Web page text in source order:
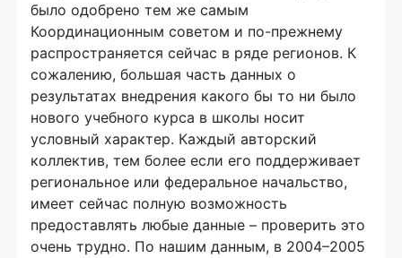
было одобрено тем же самым
Координационным советом и по-прежнему
распространяется сейчас в ряде регионов. К
сожалению, большая часть данных о
результатах внедрения какого бы то ни было
нового учебного курса в школы носит
условный характер. Каждый авторский
коллектив, тем более если его поддерживает
региональное или федеральное начальство,
имеет сейчас полную возможность
предоставлять любые данные – проверить это
очень трудно. По нашим данным, в 2004–2005